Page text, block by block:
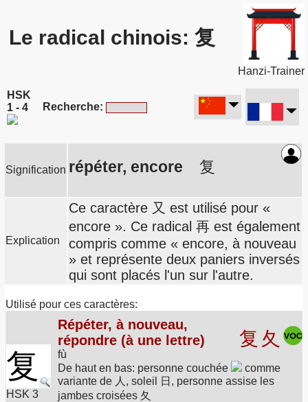
Le radical chinois: 复
Hanzi-Trainer
HSK
1 - 4
Recherche:
Signification répéter, encore 复
Explication
Ce caractère 又 est utilisé pour «
encore ». Ce radical 再 est également
compris comme « encore, à nouveau
» et représente deux paniers inversés
qui sont placés l'un sur l'autre.
Utilisé pour ces caractères:
复
HSK 3
Répéter, à nouveau,
répondre (à une lettre)
fù
复 夂
De haut en bas: personne couchée
comme
variante de 人, soleil 日, personne assise les
jambes croisées 夂